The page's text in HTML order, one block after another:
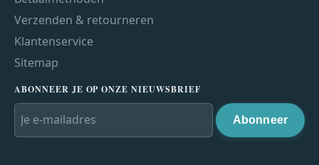
Verzenden & retourneren
Klantenservice
Sitemap
ABONNEER JE OP ONZE NIEUWSBRIEF
Abonneer